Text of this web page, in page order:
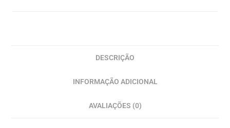
DESCRIÇÃO
INFORMAÇÃO ADICIONAL
AVALIAÇÕES (0)